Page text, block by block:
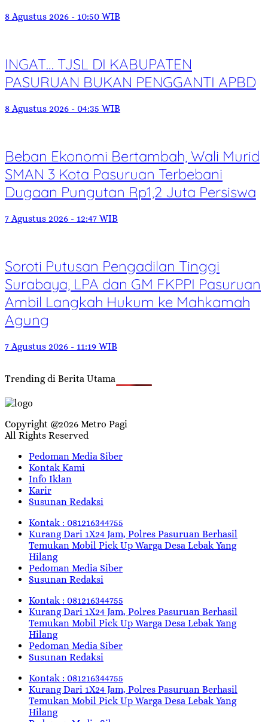
8 Agustus 2026 - 10:50 WIB
INGAT… TJSL DI KABUPATEN
PASURUAN BUKAN PENGGANTI APBD
8 Agustus 2026 - 04:35 WIB
Beban Ekonomi Bertambah, Wali Murid
SMAN 3 Kota Pasuruan Terbebani
Dugaan Pungutan Rp1,2 Juta Persiswa
7 Agustus 2026 - 12:47 WIB
Soroti Putusan Pengadilan Tinggi
Surabaya, LPA dan GM FKPPI Pasuruan
Ambil Langkah Hukum ke Mahkamah
Agung
7 Agustus 2026 - 11:19 WIB
Trending di Berita Utama
Copyright @2026 Metro Pagi
All Rights Reserved
Pedoman Media Siber
Kontak Kami
Info Iklan
Karir
Susunan Redaksi
Kontak : 081216344755
Kurang Dari 1X24 Jam, Polres Pasuruan Berhasil
Temukan Mobil Pick Up Warga Desa Lebak Yang
Hilang
Pedoman Media Siber
Susunan Redaksi
Kontak : 081216344755
Kurang Dari 1X24 Jam, Polres Pasuruan Berhasil
Temukan Mobil Pick Up Warga Desa Lebak Yang
Hilang
Pedoman Media Siber
Susunan Redaksi
Kontak : 081216344755
Kurang Dari 1X24 Jam, Polres Pasuruan Berhasil
Temukan Mobil Pick Up Warga Desa Lebak Yang
Hilang